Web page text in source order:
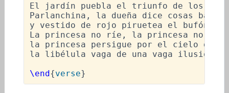
El jardín puebla el triunfo de los
Parlanchina, la dueña dice cosas
y vestido de rojo piruetea el bufón.
La princesa no ríe, la princesa no
la princesa persigue por el cielo de
la libélula vaga de una vaga ilusión.
\end{verse